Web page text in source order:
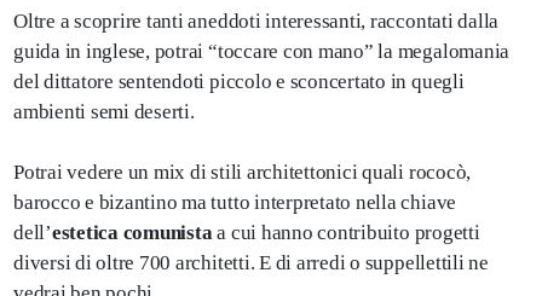
Oltre a scoprire tanti aneddoti interessanti, raccontati dalla
guida in inglese, potrai “toccare con mano” la megalomania
del dittatore sentendoti piccolo e sconcertato in quegli
ambienti semi deserti.
Potrai vedere un mix di stili architettonici quali rococò,
barocco e bizantino ma tutto interpretato nella chiave
dell’estetica comunista a cui hanno contribuito progetti
diversi di oltre 700 architetti. E di arredi o suppellettili ne